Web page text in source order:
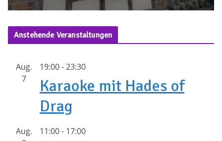
Anstehende Veranstaltungen
Aug.
7
19:00-23:30
Karaoke mit Hades of
Drag
Aug.
11:00- 17:00